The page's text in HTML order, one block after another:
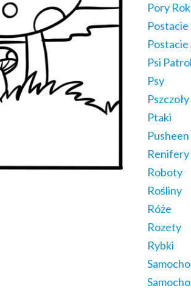
Pory
Postacie
Postacie
Psi Patrol
Psy
Pszczoły
Ptaki
Pusheen
Renifery
Roboty
Rośliny
Róże
Rozety
Rybki